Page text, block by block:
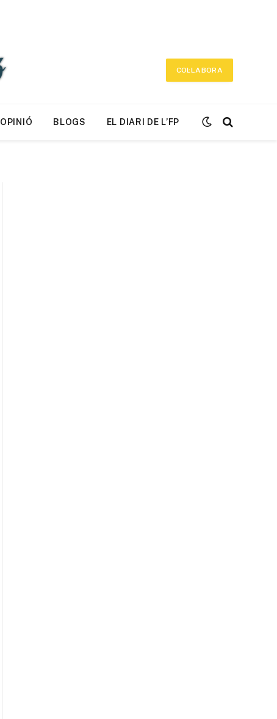
COL·LABORA
OPINIÓ BLOGS EL DIARI DE L’FP